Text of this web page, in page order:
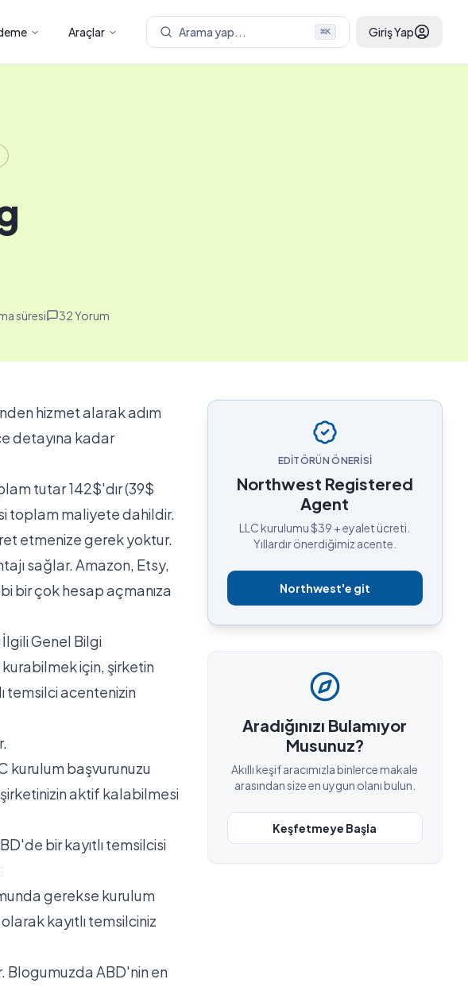
Araçlar Arama yap... ⌘K Giriş Yap
süresi 32Yorum
hizmet alarak adım
detayına kadar
tutar 142$'dır (39$
toplammaliyetedahildir.
etmenize gerek yoktur.
sağlar. Amazon, Etsy,
bir çok hesap açmanıza
Genel Bilgi
için, şirketin
temsilci acentenizin
kurulum başvurunuzu
aktif kalabilmesi
bir kayıtlı temsilcisi
gerekse kurulum
kayıtlı temsilciniz
Blogumuzda ABD'nin en
EDITÖRÜN ÖNERISI
Northwest Registered
Agent
LLC kurulumu $39 + eyalet ücreti.
Yıllardır önerdiğimiz acente.
Northwest'e git
Aradığınızı Bulamıyor
Musunuz?
Akıllı keşif aracımızla binlerce makale
arasından size en uygun olanı bulun.
Keşfetmeye Başla